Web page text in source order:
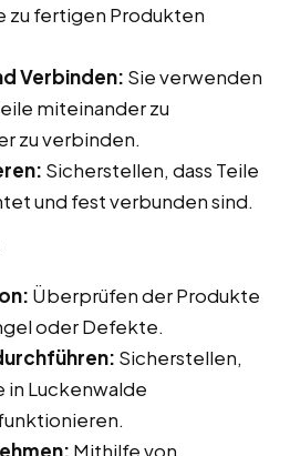
zu fertigen Produkten
Verbinden: Sie verwenden
miteinander zu
zu verbinden.
Sicherstellen, dass Teile
und fest verbunden sind.
Überprüfen der Produkte
oder Defekte.
Sicherstellen,
in Luckenwalde
Mithilfe von